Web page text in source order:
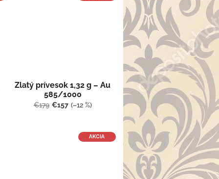
Zlatý prívesok 1,32 g – Au
585/1000
€179 €157 (–12 %)
AKCIA